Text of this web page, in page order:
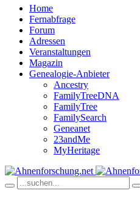
Home
Fernabfrage
Forum
Adressen
Veranstaltungen
Magazin
Genealogie-Anbieter
Ancestry
FamilyTreeDNA
FamilyTree
FamilySearch
Geneanet
23andMe
MyHeritage